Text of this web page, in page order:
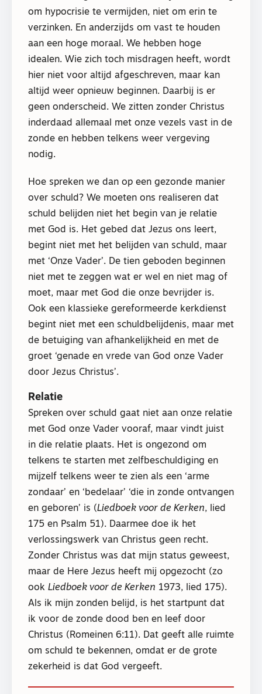
om hypocrisie te vermijden, niet om erin te
verzinken. En anderzijds om vast te houden
aan een hoge moraal. We hebben hoge
idealen. Wie zich toch misdragen heeft, wordt
hier niet voor altijd afgeschreven, maar kan
altijd weer opnieuw beginnen. Daarbij is er
geen onderscheid. We zitten zonder Christus
inderdaad allemaal met onze vezels vast in de
zonde en hebben telkens weer vergeving
nodig.
Hoe spreken we dan op een gezonde manier
over schuld? We moeten ons realiseren dat
schuld belijden niet het begin van je relatie
met God is. Het gebed dat Jezus ons leert,
begint niet met het belijden van schuld, maar
met ‘Onze Vader’. De tien geboden beginnen
niet met te zeggen wat er wel en niet mag of
moet, maar met God die onze bevrijder is.
Ook een klassieke gereformeerde kerkdienst
begint niet met een schuldbelijdenis, maar met
de betuiging van afhankelijkheid en met de
groet ‘genade en vrede van God onze Vader
door Jezus Christus’.
Relatie
Spreken over schuld gaat niet aan onze relatie
met God onze Vader vooraf, maar vindt juist
in die relatie plaats. Het is ongezond om
telkens te starten met zelfbeschuldiging en
mijzelf telkens weer te zien als een ‘arme
zondaar’ en ‘bedelaar’ ‘die in zonde ontvangen
en geboren’ is (Liedboek voor de Kerken, lied
175 en Psalm 51). Daarmee doe ik het
verlossingswerk van Christus geen recht.
Zonder Christus was dat mijn status geweest,
maar de Here Jezus heeft mij opgezocht (zo
ook Liedboek voor de Kerken 1973, lied 175).
Als ik mijn zonden belijd, is het startpunt dat
ik voor de zonde dood ben en leef door
Christus (Romeinen 6:11). Dat geeft alle ruimte
om schuld te bekennen, omdat er de grote
zekerheid is dat God vergeeft.